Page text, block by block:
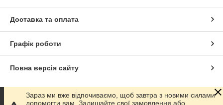
Доставка та оплата
Графік роботи
Повна версія сайту
Сайт створено на маркетплейсі Prom.ua
Зараз ми вже відпочиваємо, щоб завтра з новими силами
допомогти вам. Залишайте свої замовлення або